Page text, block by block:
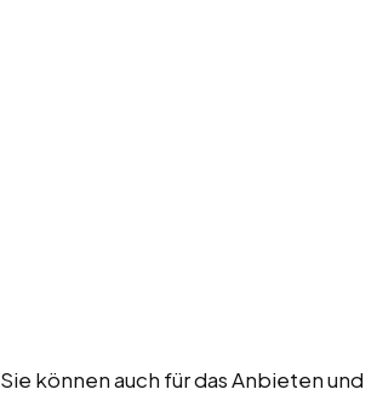
Sie können auch für das Anbieten und